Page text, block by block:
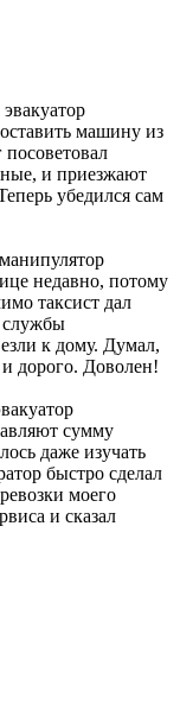
машину из
и приезжают
убедился сам
недавно, потому
таксист дал
службы
к дому. Думал,
и дорого. Доволен!
сумму
даже изучать
быстро сделал
моего
и сказал